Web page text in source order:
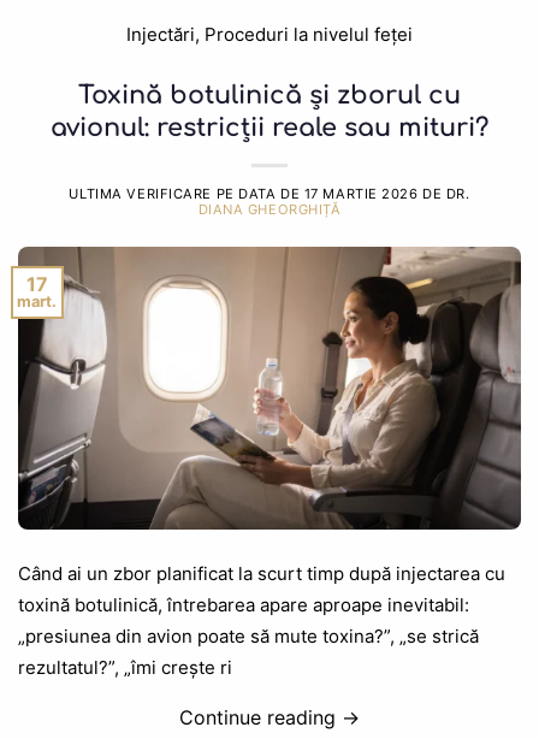
Injectări, Proceduri la nivelul feței
Toxină botulinică și zborul cu
avionul: restricții reale sau mituri?
ULTIMA VERIFICARE PE DATA DE 17 MARTIE 2026 DE DR.
DIANA GHEORGHIȚĂ
17
mart.
Când ai un zbor planificat la scurt timp după injectarea cu
toxină botulinică, întrebarea apare aproape inevitabil:
„presiunea din avion poate să mute toxina?”, „se strică
rezultatul?”, „îmi crește ri
Continue reading →